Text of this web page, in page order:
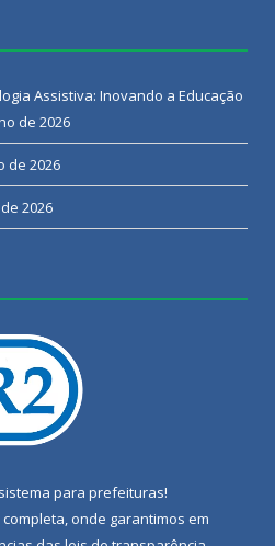
Assistiva: Inovando a Educação
de 2026
de 2026
2026
sistema para prefeituras!
completa, onde garantimos em